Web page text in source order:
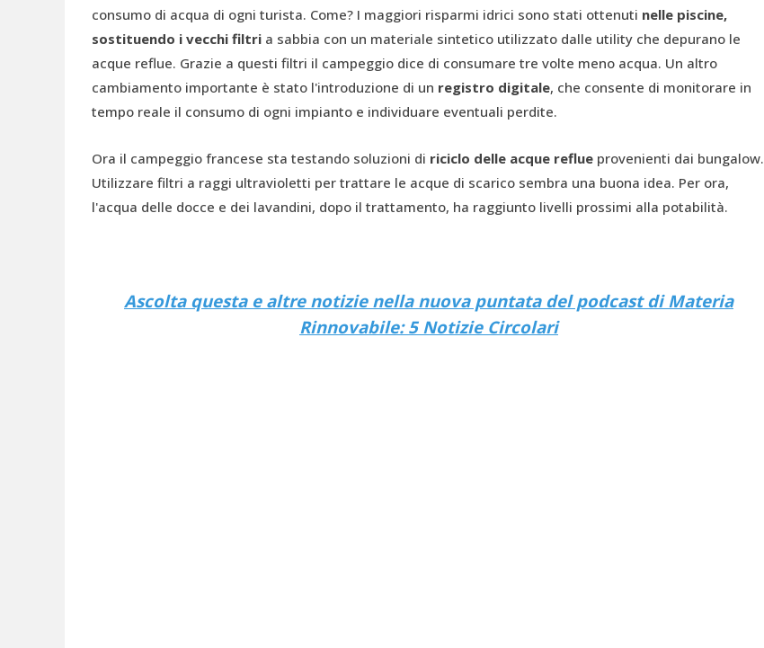
consumo di acqua di ogni turista. Come? I maggiori risparmi idrici sono stati ottenuti nelle piscine,
sostituendo i vecchi filtri a sabbia con un materiale sintetico utilizzato dalle utility che depurano le
acque reflue. Grazie a questi filtri il campeggio dice di consumare tre volte meno acqua. Un altro
cambiamento importante è stato l'introduzione di un registro digitale, che consente di monitorare in
tempo reale il consumo di ogni impianto e individuare eventuali perdite.
Ora il campeggio francese sta testando soluzioni di riciclo delle acque reflue provenienti dai bungalow.
Utilizzare filtri a raggi ultravioletti per trattare le acque di scarico sembra una buona idea. Per ora,
l'acqua delle docce e dei lavandini, dopo il trattamento, ha raggiunto livelli prossimi alla potabilità.
Ascolta questa e altre notizie nella nuova puntata del podcast di Materia
Rinnovabile: 5 Notizie Circolari